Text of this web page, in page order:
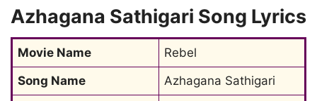
Azhagana Sathigari Song Lyrics
Movie Name
Rebel
Song Name
Azhagana Sathigari